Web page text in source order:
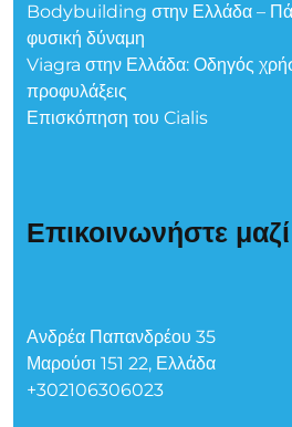
Bodybuilding στην Ελλάδα –
φυσική δύναμη
Viagra στην Ελλάδα: Οδηγός
προφυλάξεις
Επισκόπηση του Cialis
Επικοινωνήστε
Ανδρέα Παπανδρέου 35
Μαρούσι 151 22, Ελλάδα
+302106306023